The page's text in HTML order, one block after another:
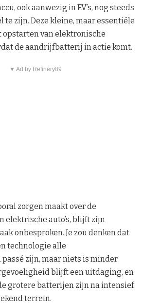
ook aanwezig in EV’s, nog steeds
te zijn. Deze kleine, maar essentiële
opstarten van elektronische
de aandrijfbatterij in actie komt.
▼ Ad by Refinery89
zorgen maakt over de
elektrische auto’s, blijft zijn
onbesproken. Je zou denken dat
technologie alle
zijn, maar niets is minder
blijft een uitdaging, en
grotere batterijen zijn na intensief
terrein.